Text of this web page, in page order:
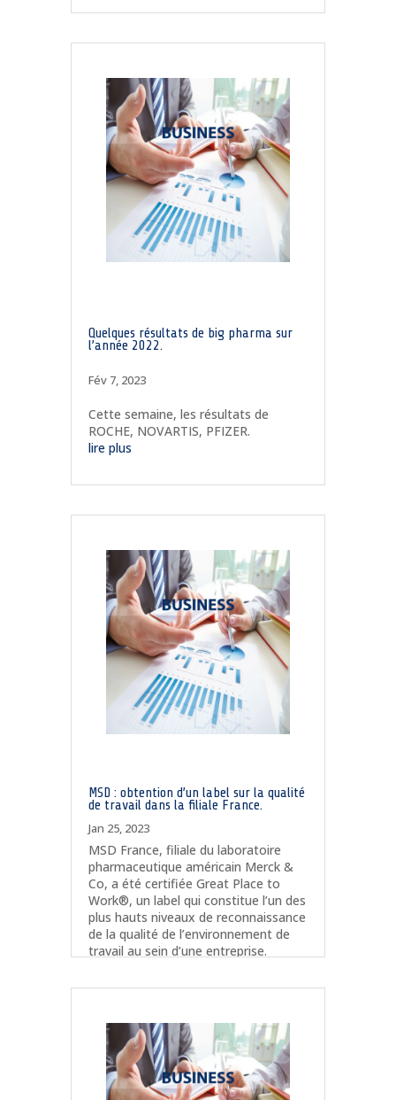
Quelques résultats de big pharma sur
l’année 2022.
Fév 7, 2023
Cette semaine, les résultats de
ROCHE, NOVARTIS, PFIZER.
lire plus
MSD : obtention d’un label sur la qualité
de travail dans la filiale France.
Jan 25, 2023
MSD France, filiale du laboratoire
pharmaceutique américain Merck &
Co, a été certifiée Great Place to
Work®, un label qui constitue l’un des
plus hauts niveaux de reconnaissance
de la qualité de l’environnement de
travail au sein d’une entreprise.